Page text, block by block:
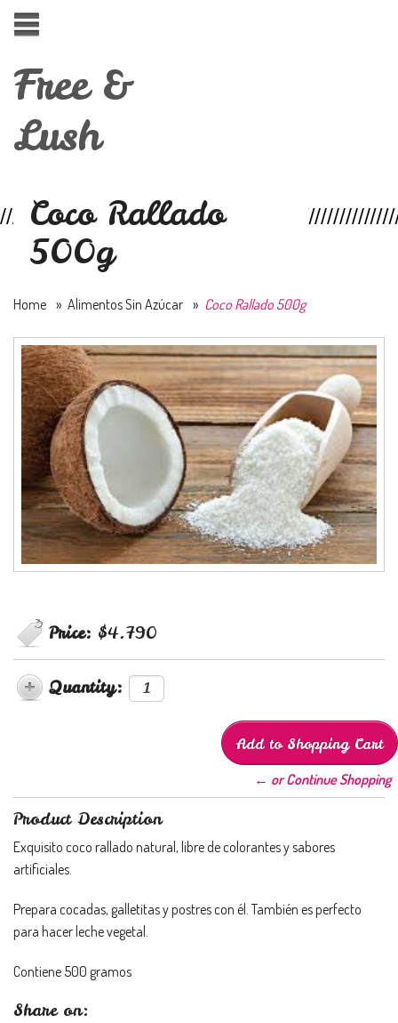
Free &
Lush
Coco Rallado
500g
Home » Alimentos Sin Azúcar » Coco Rallado 500g
Price: $4.790
Quantity:
← or Continue Shopping
Product Description
Exquisito coco rallado natural, libre de colorantes y sabores
artificiales.
Prepara cocadas, galletitas y postres con él. También es perfecto
para hacer leche vegetal.
Contiene 500 gramos
Share on: